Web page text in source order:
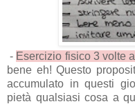
- Esercizio fisico 3 volte
bene eh! Questo
accumulato in questi
pietà qualsiasi cosa a